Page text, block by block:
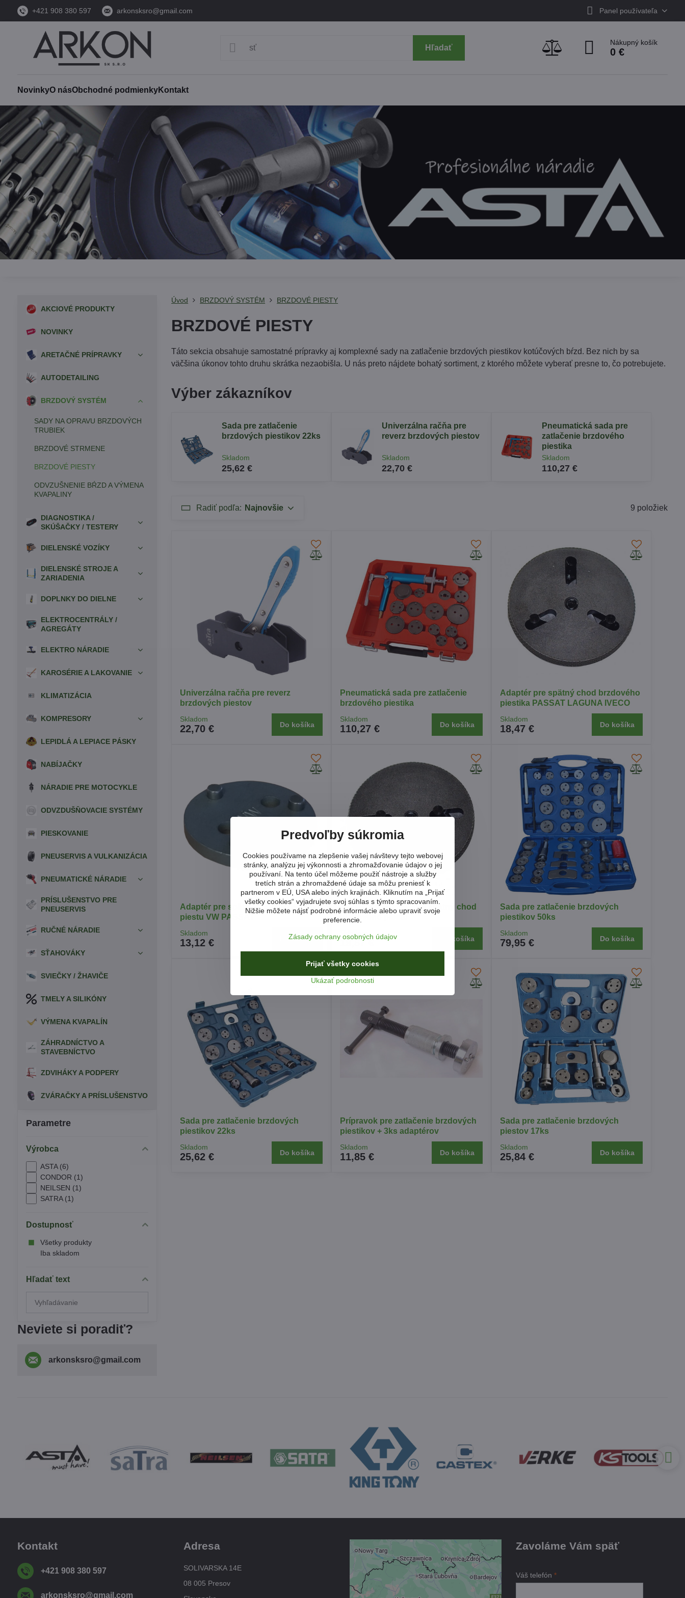
+421 908 380 597 arkonsksro@gmail.com Panel používateľa
Hľadať
Nákupný košík
0 €
NovinkyO násObchodné podmienkyKontakt
Úvod BRZDOVÝ SYSTÉM BRZDOVÉ PIESTY
BRZDOVÉ PIESTY
Táto sekcia obsahuje samostatné prípravky aj komplexné sady na zatlačenie brzdových piestikov kotúčových bŕzd. Bez nich by sa
väčšina úkonov tohto druhu skrátka nezaobišla. U nás preto nájdete bohatý sortiment, z ktorého môžete vyberať presne to, čo potrebujete.
Výber zákazníkov
Sada pre zatlačenie
brzdových piestikov 22ks
Skladom
25,62 €
Univerzálna račňa pre
reverz brzdových piestov
Skladom
22,70 €
Pneumatická sada pre
zatlačenie brzdového
piestika
Skladom
110,27 €
Radiť podľa: Najnovšie 9 položiek
Univerzálna račňa pre reverz
brzdových piestov
Skladom
22,70 € Do košíka
Pneumatická sada pre zatlačenie
brzdového piestika
Skladom
110,27 € Do košíka
Adaptér pre spätný chod brzdového
piestika PASSAT LAGUNA IVECO
Skladom
18,47 € Do košíka
Adaptér pre spätný chod brzdového
piestu VW PASSAT
Skladom
13,12 € Do košíka
2-kolíkový adaptér pre spätný chod
brzdového piestu
Skladom
19,57 € Do košíka
Sada pre zatlačenie brzdových
piestikov 50ks
Skladom
79,95 € Do košíka
Sada pre zatlačenie brzdových
piestikov 22ks
Skladom
25,62 € Do košíka
Prípravok pre zatlačenie brzdových
piestikov + 3ks adaptérov
Skladom
11,85 € Do košíka
Sada pre zatlačenie brzdových
piestov 17ks
Skladom
25,84 € Do košíka
Parametre
Výrobca
ASTA (6)
CONDOR (1)
NEILSEN (1)
SATRA (1)
Dostupnosť
Všetky produkty
Iba skladom
Hľadať text
výsledky
fulltextom
Neviete si poradiť?
arkonsksro​@gmail​.com
AKCIOVÉ PRODUKTY
NOVINKY
ARETAČNÉ PRÍPRAVKY
AUTODETAILING
BRZDOVÝ SYSTÉM
SADY NA OPRAVU BRZDOVÝCH
TRUBIEK
BRZDOVÉ STRMENE
BRZDOVÉ PIESTY
ODVZUŠNENIE BŔZD A VÝMENA
KVAPALINY
DIAGNOSTIKA /
SKÚŠAČKY / TESTERY
DIELENSKÉ VOZÍKY
DIELENSKÉ STROJE A
ZARIADENIA
DOPLNKY DO DIELNE
ELEKTROCENTRÁLY /
AGREGÁTY
ELEKTRO NÁRADIE
KAROSÉRIE A LAKOVANIE
KLIMATIZÁCIA
KOMPRESORY
LEPIDLÁ A LEPIACE PÁSKY
NABÍJAČKY
NÁRADIE PRE MOTOCYKLE
ODVZDUŠŇOVACIE SYSTÉMY
PIESKOVANIE
PNEUSERVIS A VULKANIZÁCIA
PNEUMATICKÉ NÁRADIE
PRÍSLUŠENSTVO PRE
PNEUSERVIS
RUČNÉ NÁRADIE
SŤAHOVÁKY
SVIEČKY / ŽHAVIČE
TMELY A SILIKÓNY
VÝMENA KVAPALÍN
ZÁHRADNÍCTVO A
STAVEBNÍCTVO
ZDVIHÁKY A PODPERY
ZVÁRAČKY A PRÍSLUŠENSTVO
Kontakt
+421 908 380 597
arkonsksro​@gmail​.com
Adresa
SOLIVARSKA 14E
08 005 Presov
Externý obsah je
blokovaný Voľbami
Zavoláme Vám späť
Váš telefón*
Predvoľby súkromia
Cookies používame na zlepšenie vašej návštevy tejto webovej
stránky, analýzu jej výkonnosti a zhromažďovanie údajov o jej
používaní. Na tento účel môžeme použiť nástroje a služby
tretích strán a zhromaždené údaje sa môžu preniesť k
partnerom v EÚ, USA alebo iných krajinách. Kliknutím na „Prijať
všetky cookies“ vyjadrujete svoj súhlas s týmto spracovaním.
Nižšie môžete nájsť podrobné informácie alebo upraviť svoje
preferencie.
Zásady ochrany osobných údajov
Ukázať podrobnosti
Prijať všetky cookies